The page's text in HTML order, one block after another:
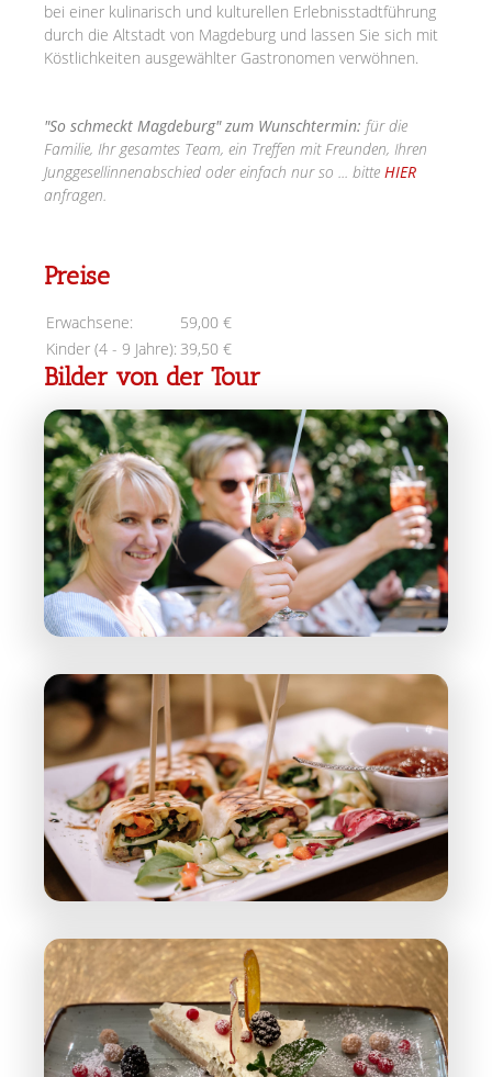
bei einer kulinarisch und kulturellen Erlebnisstadtführung
durch die Altstadt von Magdeburg und lassen Sie sich mit
Köstlichkeiten ausgewählter Gastronomen verwöhnen.
"So schmeckt Magdeburg" zum Wunschtermin: für die
Familie, Ihr gesamtes Team, ein Treffen mit Freunden, Ihren
Junggesellinnenabschied oder einfach nur so ... bitte HIER
anfragen.
Preise
Erwachsene:
59,00 €
Kinder (4 - 9 Jahre): 39,50 €
Bilder von der Tour